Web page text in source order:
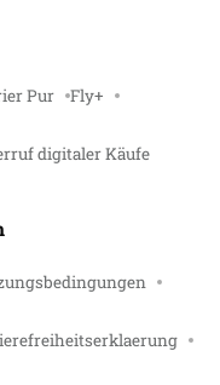
Pur Fly+
digitaler Käufe